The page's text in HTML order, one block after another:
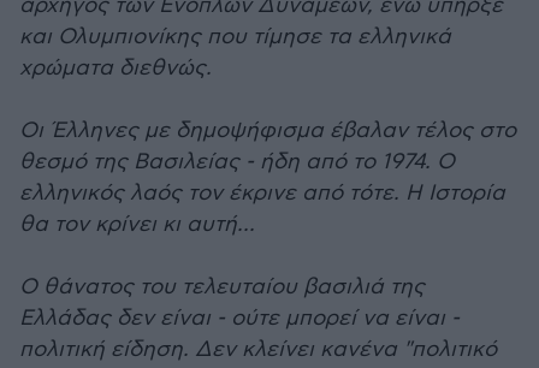
αρχηγός των Ενόπλων Δυνάμεων, ενώ υπήρξε
και Ολυμπιονίκης που τίμησε τα ελληνικά
χρώματα διεθνώς.
Οι Έλληνες με δημοψήφισμα έβαλαν τέλος στο
θεσμό της Βασιλείας - ήδη από το 1974. Ο
ελληνικός λαός τον έκρινε από τότε. Η Ιστορία
θα τον κρίνει κι αυτή...
Ο θάνατος του τελευταίου βασιλιά της
Ελλάδας δεν είναι - ούτε μπορεί να είναι -
πολιτική είδηση. Δεν κλείνει κανένα "πολιτικό